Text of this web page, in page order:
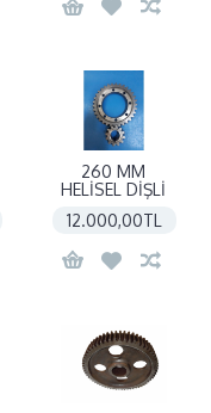
260 MM
HELİSEL DİŞLİ
12.000,00TL